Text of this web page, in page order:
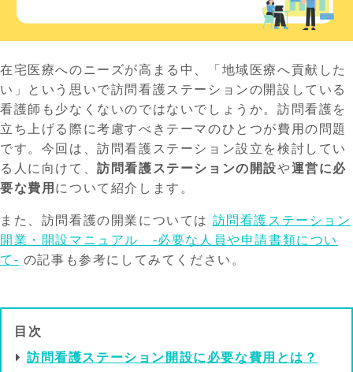
在宅医療へのニーズが高まる中、「地域医療へ貢献した
い」という思いで訪問看護ステーションの開設している
看護師も少なくないのではないでしょうか。訪問看護を
立ち上げる際に考慮すべきテーマのひとつが費用の問題
です。今回は、訪問看護ステーション設立を検討してい
る人に向けて、訪問看護ステーションの開設や運営に必
要な費用 について紹介します。
また、訪問看護の開業については 訪問看護ステーション
開業・開設マニュアル -必要な人員や申請書類につい
て- の記事も参考にしてみてください。
目次
訪問看護ステーション開設に必要な費用とは？